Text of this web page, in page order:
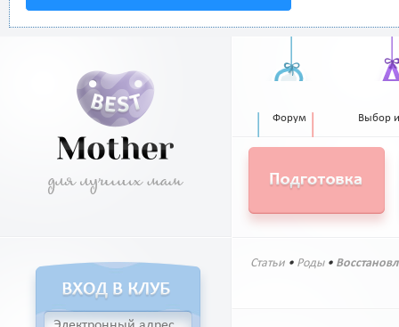
Форум Выбор
Статьи • Роды•